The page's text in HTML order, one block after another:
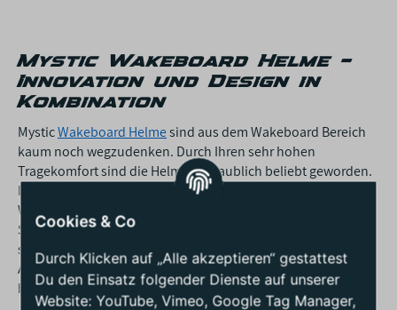
Mystic Wakeboard Helme –
Innovation und Design in
Kombination
MysticWakeboard Helmesind aus dem Wakeboard Bereich
kaum noch wegzudenken. Durch Ihren sehr hohen
Tragekomfort sind die Helme unglaublich beliebt geworden.
In Kombination mit frischen Designs, ist eine Mystic
Wakeboard Helm die perfekte Wahl für Dich. Natürlich ist die
Sicherheit eines Helmes der wichtigste Aspekt und auch da
sind die Mystic Wakeboard Helme auf dem höchsten Niveau.
Alle Helme in der Produktpalette sind CE-Zertifiziert und
bieten Dir somit den perfekten Schutz.
Cookies & Co
Durch Klicken auf „Alle akzeptieren“ gestattest
Du den Einsatz folgender Dienste auf unserer
Website: YouTube, Vimeo, Google Tag Manager,